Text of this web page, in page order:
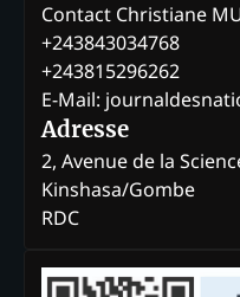
Contact Christiane
+243843034768
+243815296262
E-Mail:
Adresse
2, Avenue de la
Kinshasa/Gombe
RDC